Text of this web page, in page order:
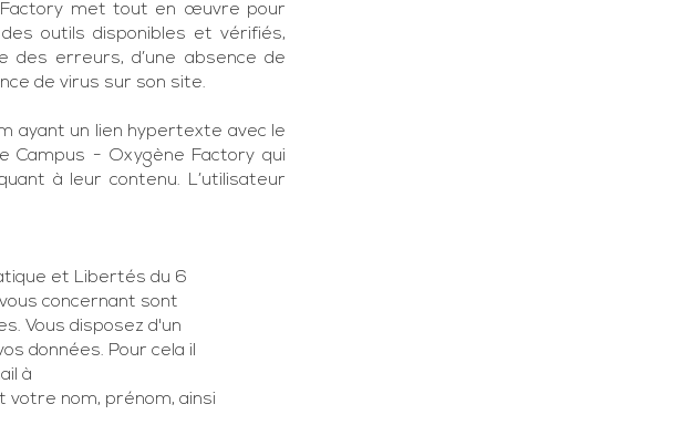
met tout en œuvre pour
outils disponibles et vérifiés,
erreurs, d’une absence de
de virus sur son site.
ayant un lien hypertexte avec le
- Oxygène Factory qui
à leur contenu. L’utilisateur
et Libertés du 6
concernant sont
Vous disposez d'un
données. Pour cela il
à
votre nom, prénom, ainsi